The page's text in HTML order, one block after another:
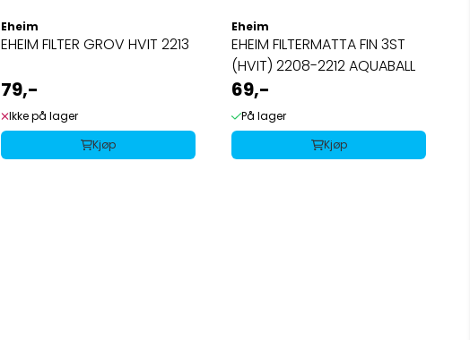
Eheim
EHEIM FILTER GROV HVIT 2213
79,-
Ikke på lager
Kjøp
Eheim
EHEIM FILTERMATTA FIN 3ST
(HVIT) 2208-2212 AQUABALL
69,-
På lager
Kjøp